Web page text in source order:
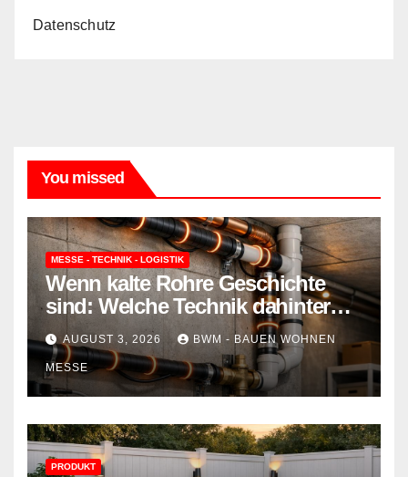
Datenschutz
You missed
MESSE - TECHNIK - LOGISTIK
Wenn kalte Rohre Geschichte
sind: Welche Technik dahinter
steckt und wie sie Ihr Zuhause
schützt
AUGUST 3, 2026 BWM - BAUEN WOHNEN
MESSE
PRODUKT